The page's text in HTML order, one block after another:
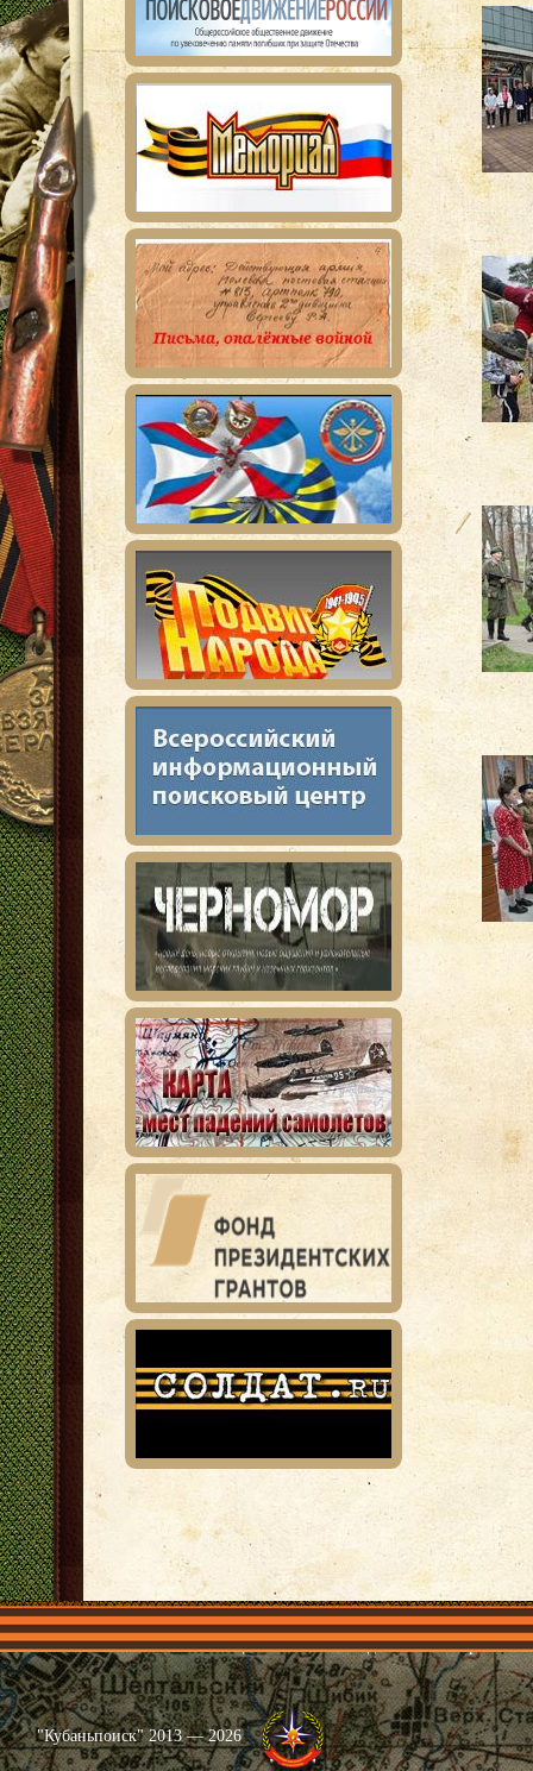
Главная Имена Общественные объединения Проекты
"Кубаньпоиск" 2013 — 2026